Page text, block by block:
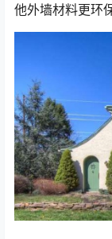
他外墙材料更环保